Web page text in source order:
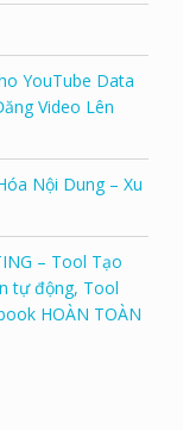
YouTube Data
Video Lên
Nội Dung – Xu
– Tool Tạo
tự động, Tool
HOÀN TOÀN